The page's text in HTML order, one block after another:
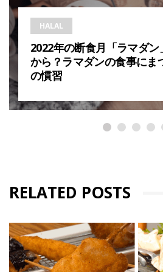
HALAL
2022年の断食月「ラマダン
から？ラマダンの食事にま
の慣習
RELATED POSTS